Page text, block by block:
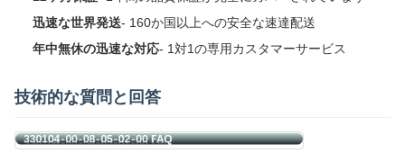
迅速な世界発送- 160か国以上への安全な速達配送
年中無休の迅速な対応- 1対1の専用カスタマーサービス
技術的な質問と回答